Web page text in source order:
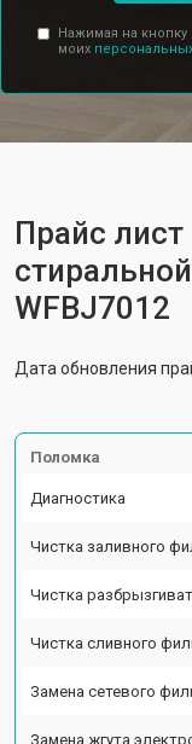
Нажимая на кнопку
моих
Прайс
WFBJ7012
Дата обновления
Поломка
Диагностика
Чистка заливного
Чистка
Чистка сливного
Замена сетевого
Замена жгута